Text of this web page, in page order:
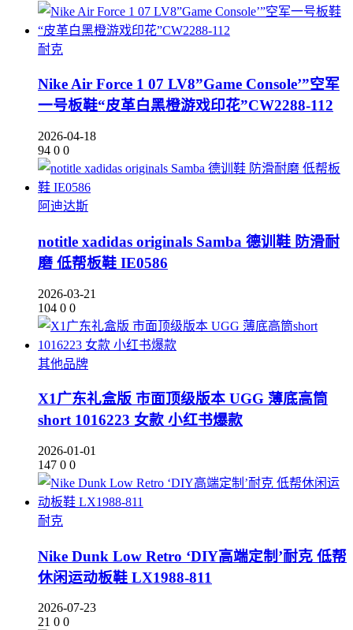
耐克
Nike Air Force 1 07 LV8”Game Console’”空军
一号板鞋“皮革白黑橙游戏印花”CW2288-112
2026-04-18
94 0 0
阿迪达斯
notitle xadidas originals Samba 德训鞋 防滑耐
磨 低帮板鞋 IE0586
2026-03-21
104 0 0
其他品牌
X1广东礼盒版 市面顶级版本 UGG 薄底高筒
short 1016223 女款 小红书爆款
2026-01-01
147 0 0
耐克
Nike Dunk Low Retro ‘DIY高端定制’耐克 低帮
休闲运动板鞋 LX1988-811
2026-07-23
21 0 0